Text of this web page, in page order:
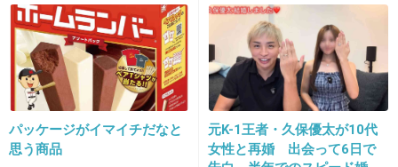
+475 -205
18. 匿名 2014/03/06(木) 22:44:26
山本優希
+14 -154
パッケージがイマイチだなと
思う商品
元K-1王者・久保優太が10代
女性と再婚 出会って6日で